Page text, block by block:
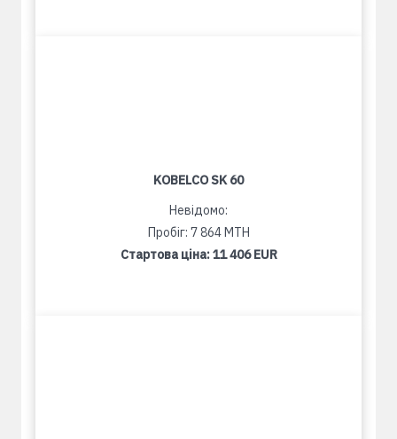
KOBELCO SK 60
Невідомо:
Пробіг: 7 864 MTH
Стартова ціна:11 406 EUR